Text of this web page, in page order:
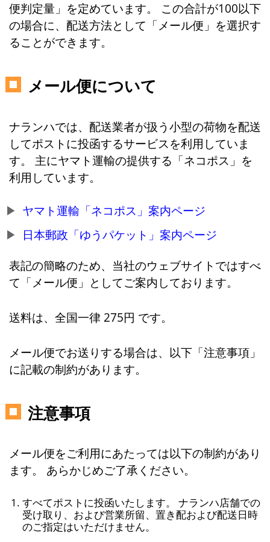
便判定量」を定めています。 この合計が100以下
の場合に、配送方法として「メール便」を選択す
ることができます。
メール便について
ナランハでは、配送業者が扱う小型の荷物を配送
してポストに投函するサービスを利用していま
す。 主にヤマト運輸の提供する「ネコポス」を
利用しています。
ヤマト運輸「ネコポス」案内ページ
日本郵政「ゆうパケット」案内ページ
表記の簡略のため、当社のウェブサイトではすべ
て「メール便」としてご案内しております。
送料は、全国一律 275円 です。
メール便でお送りする場合は、以下「注意事項」
に記載の制約があります。
注意事項
メール便をご利用にあたっては以下の制約があり
ます。 あらかじめご了承ください。
すべてポストに投函いたします。 ナランハ店舗での
受け取り、および営業所留、置き配および配送日時
のご指定はいただけません。